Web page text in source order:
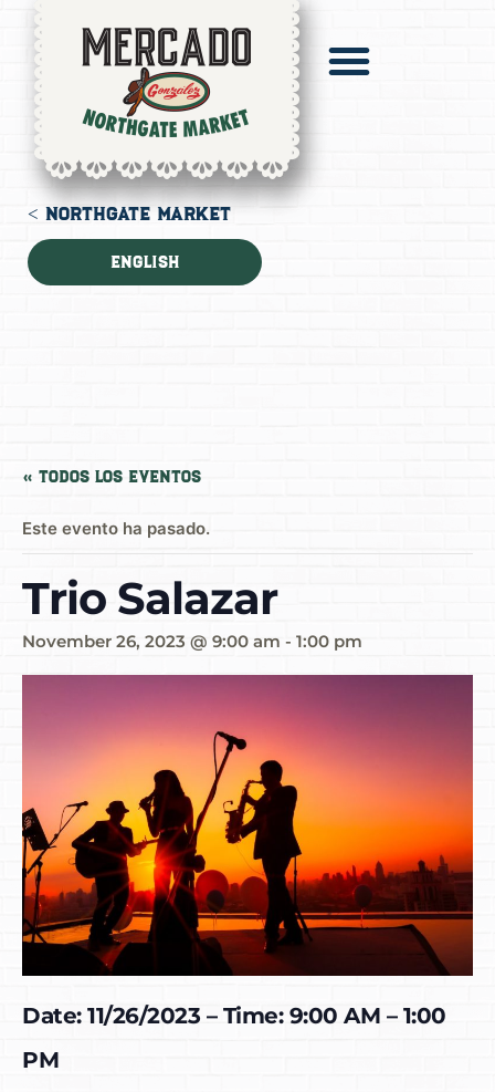
< NORTHGATE MARKET
English
« Todos los Eventos
Este evento ha pasado.
Trio Salazar
November 26, 2023 @ 9:00 am - 1:00 pm
Date: 11/26/2023 – Time: 9:00 AM – 1:00
PM